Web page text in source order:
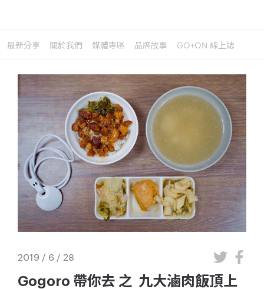
最新分享 關於我們 媒體專區 品牌故事 GO+ON 線上誌
2019 / 6 / 28
Gogoro 帶你去 之 九大滷肉飯頂上